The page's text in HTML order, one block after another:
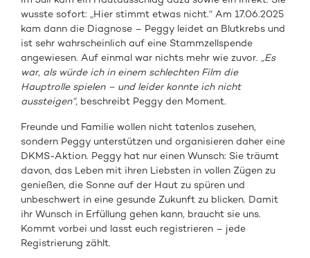
wusste sofort: „Hier stimmt etwas nicht.“ Am 17.06.2025
kam dann die Diagnose – Peggy leidet an Blutkrebs und
ist sehr wahrscheinlich auf eine Stammzellspende
angewiesen. Auf einmal war nichts mehr wie zuvor. „Es
war, als würde ich in einem schlechten Film die
Hauptrolle spielen – und leider konnte ich nicht
aussteigen“, beschreibt Peggy den Moment.
Freunde und Familie wollen nicht tatenlos zusehen,
sondern Peggy unterstützen und organisieren daher eine
DKMS-Aktion. Peggy hat nur einen Wunsch: Sie träumt
davon, das Leben mit ihren Liebsten in vollen Zügen zu
genießen, die Sonne auf der Haut zu spüren und
unbeschwert in eine gesunde Zukunft zu blicken. Damit
ihr Wunsch in Erfüllung gehen kann, braucht sie uns.
Kommt vorbei und lasst euch registrieren – jede
Registrierung zählt.